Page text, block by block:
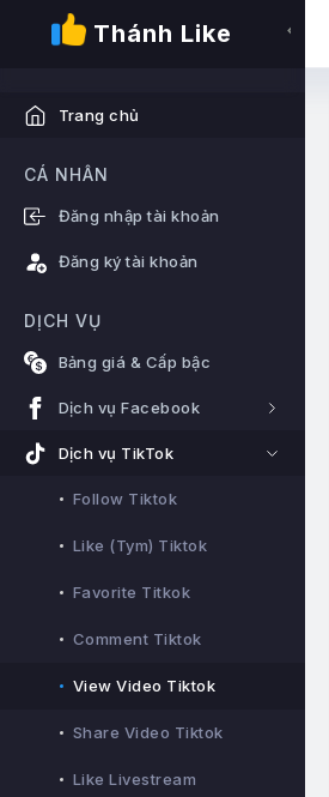
Thánh Like
Trang chủ
CÁ NHÂN
Đăng nhập tài khoản
Đăng ký tài khoản
DỊCH VỤ
Bảng giá & Cấp bậc
Dịch vụ Facebook
Dịch vụ TikTok
Follow Tiktok
Like (Tym) Tiktok
Favorite Titkok
Comment Tiktok
View Video Tiktok
Share Video Tiktok
Like Livestream